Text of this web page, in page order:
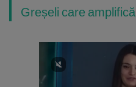
Greșeli care